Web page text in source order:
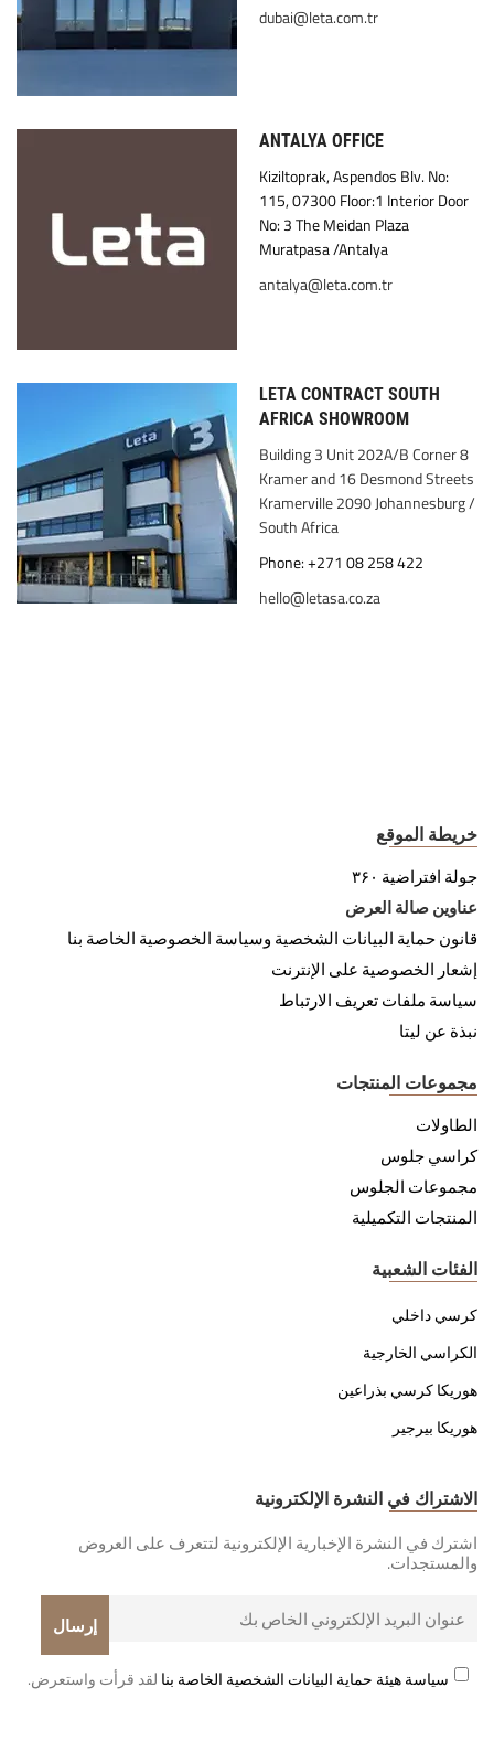
dubai@leta.com.tr
ANTALYA OFFICE
Kiziltoprak, Aspendos Blv. No:
115, 07300 Floor:1 Interior Door
No: 3 The Meidan Plaza
Muratpasa /Antalya
antalya@leta.com.tr
LETA CONTRACT SOUTH
AFRICA SHOWROOM
Building 3 Unit 202A/B Corner 8
Kramer and 16 Desmond Streets
Kramerville 2090 Johannesburg /
South Africa
Phone: +271 08 258 422
hello@letasa.co.za
خريطة الموقع
جولة افتراضية ۳۶۰
عناوين صالة العرض
قانون حماية البيانات الشخصية وسياسة الخصوصية الخاصة بنا
إشعار الخصوصية على الإنترنت
سياسة ملفات تعريف الارتباط
نبذة عن ليتا
مجموعات المنتجات
الطاولات
كراسي جلوس
مجموعات الجلوس
المنتجات التكميلية
الفئات الشعبية
كرسي داخلي
الكراسي الخارجية
هوريكا كرسي بذراعين
هوريكا بيرجير
الاشتراك في النشرة الإلكترونية
اشترك في النشرة الإخبارية الإلكترونية لتتعرف على العروض
والمستجدات.
سياسة هيئة حماية البيانات الشخصية الخاصة بنا لقد قرأت واستعرض.